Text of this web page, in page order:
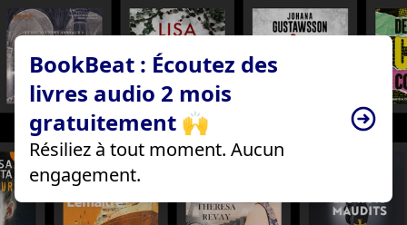
BookBeat : Écoutez des
livres audio 2 mois
gratuitement 🙌
Résiliez à tout moment. Aucun
engagement.